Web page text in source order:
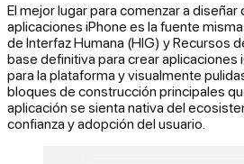
El mejor lugar para comenzar a
aplicaciones iPhone es la fuente
de Interfaz Humana (HIG) y Recursos
base definitiva para crear aplicaciones
para la plataforma y visualmente
bloques de construcción principales
aplicación se sienta nativa del
confianza y adopción del usuario.